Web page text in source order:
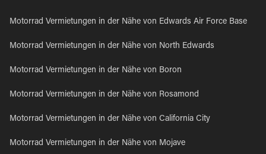
Motorrad Vermietungen in der Nähe von Edwards Air Force Base
Motorrad Vermietungen in der Nähe von North Edwards
Motorrad Vermietungen in der Nähe von Boron
Motorrad Vermietungen in der Nähe von Rosamond
Motorrad Vermietungen in der Nähe von California City
Motorrad Vermietungen in der Nähe von Mojave